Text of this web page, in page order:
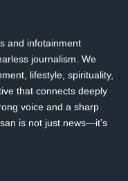
and infotainment
journalism. We
lifestyle, spirituality,
that connects deeply
voice and a sharp
is not just news—it’s